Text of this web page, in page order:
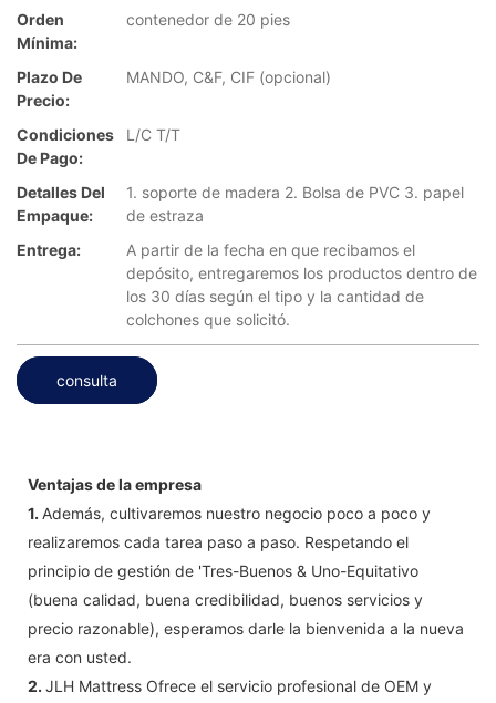
Orden
Mínima:
contenedor de 20 pies
Plazo De
Precio:
MANDO, C&F, CIF (opcional)
Condiciones
De Pago:
L/C T/T
Detalles Del
Empaque:
1. soporte de madera 2. Bolsa de PVC 3. papel
de estraza
Entrega:
A partir de la fecha en que recibamos el
depósito, entregaremos los productos dentro de
los 30 días según el tipo y la cantidad de
colchones que solicitó.
consulta
Ventajas de la empresa
1. Además, cultivaremos nuestro negocio poco a poco y
realizaremos cada tarea paso a paso. Respetando el
principio de gestión de 'Tres-Buenos & Uno-Equitativo
(buena calidad, buena credibilidad, buenos servicios y
precio razonable), esperamos darle la bienvenida a la nueva
era con usted.
2. JLH Mattress Ofrece el servicio profesional de OEM y